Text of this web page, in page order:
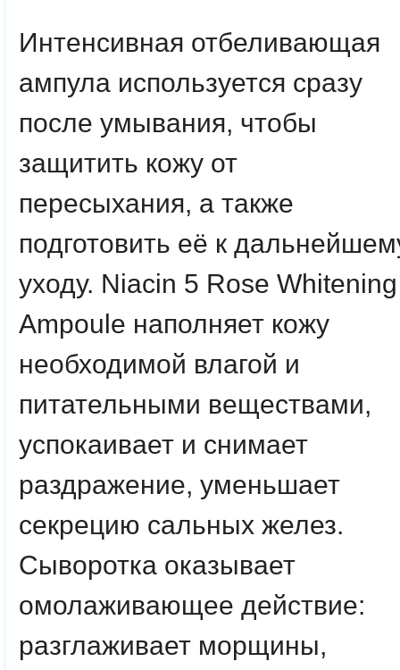
Интенсивная отбеливающая
ампула используется сразу
после умывания, чтобы
защитить кожу от
пересыхания, а также
подготовить её к
уходу. Niacin 5 Rose Whitening
Ampoule наполняет кожу
необходимой влагой и
питательными веществами,
успокаивает и снимает
раздражение, уменьшает
секрецию сальных желез.
Сыворотка оказывает
омолаживающее действие:
разглаживает морщины,